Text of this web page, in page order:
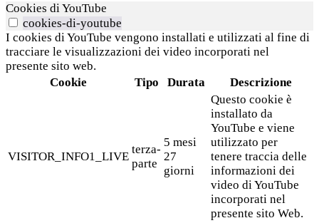
Cookies di YouTube
cookies-di-youtube
I cookies di YouTube vengono installati e utilizzati al fine di
tracciare le visualizzazioni dei video incorporati nel
presente sito web.
Cookie
Tipo Durata Descrizione
VISITOR_INFO1_LIVE
terza-
parte
5 mesi
27
giorni
Questo cookie è
installato da
YouTube e viene
utilizzato per
tenere traccia delle
informazioni dei
video di YouTube
incorporati nel
presente sito Web.